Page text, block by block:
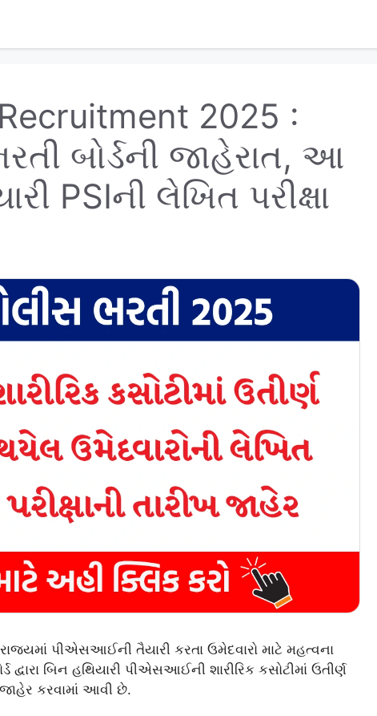
2025 :
બોર્ડની જાહેરાત, આ
PSIની લેખિત પરીક્ષા
પીએસઆઈની તૈયારી કરતા ઉમેદવારો માટે મહત્વના
દ્વારા બિન હથિયારી પીએસઆઈની શારીરિક કસોટીમાં ઉતીર્ણ
જાહેર કરવામાં આવી છે.